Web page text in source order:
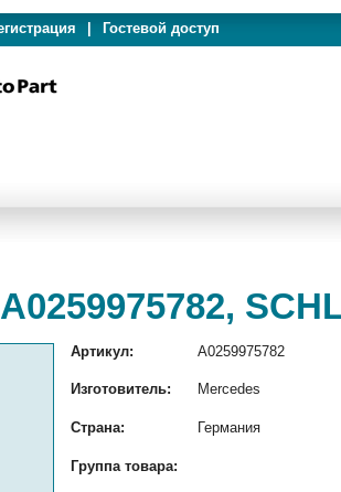
Гостевой доступ
Артикул: A0259975782
Изготовитель: Mercedes
Страна: Германия
Группа товара: